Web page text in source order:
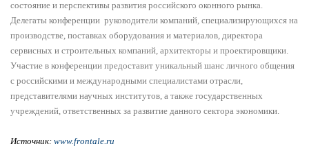
состояние и перспективы развития российского оконного рынка.
Делегаты конференции руководители компаний, специализирующихся на
производстве, поставках оборудования и материалов, директора
сервисных и строительных компаний, архитекторы и проектировщики.
Участие в конференции предоставит уникальный шанс личного общения
с российскими и международными специалистами отрасли,
представителями научных институтов, а также государственных
учреждений, ответственных за развитие данного сектора экономики.
Источник: www.frontale.ru